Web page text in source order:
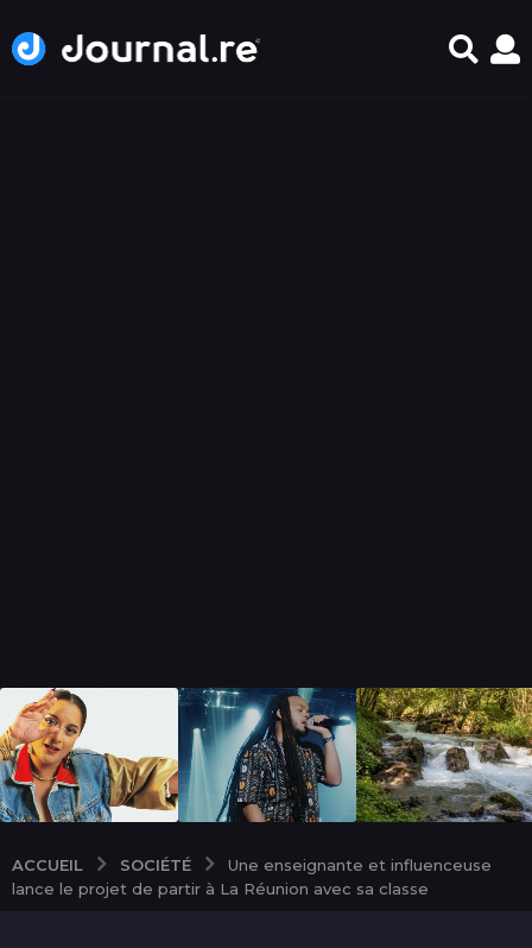
ACCUEIL SOCIÉTÉ
Une enseignante et influenceuse
lance le projet de partir à La Réunion avec sa classe